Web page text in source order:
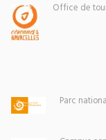
Office de
Parc